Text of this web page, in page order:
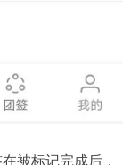
被标记完成后，